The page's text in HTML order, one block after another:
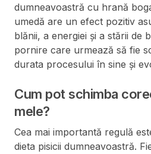
dumneavoastră cu hrană
umedă are un efect pozitiv
blănii, a energiei și a stării de
pornire care urmează să fie
durata procesului în sine și
Cum pot schimba
mele?
Cea mai importantă regulă
dieta pisicii dumneavoastră.